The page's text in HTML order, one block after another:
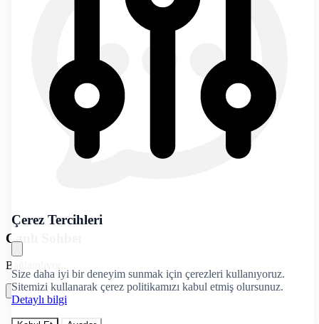
Çerez Tercihleri
Size daha iyi bir deneyim sunmak için çerezleri kullanıyoruz.
Sitemizi kullanarak çerez politikamızı kabul etmiş olursunuz.
Detaylı bilgi
Canlı Sohbet
Bağlanılıyor...